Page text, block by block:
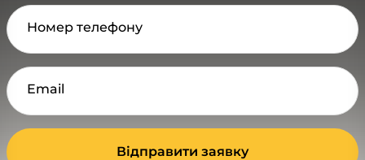
Номер телефону
Email
Відправити заявку